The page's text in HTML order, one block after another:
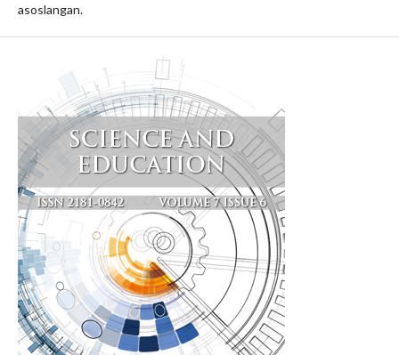
asoslangan.